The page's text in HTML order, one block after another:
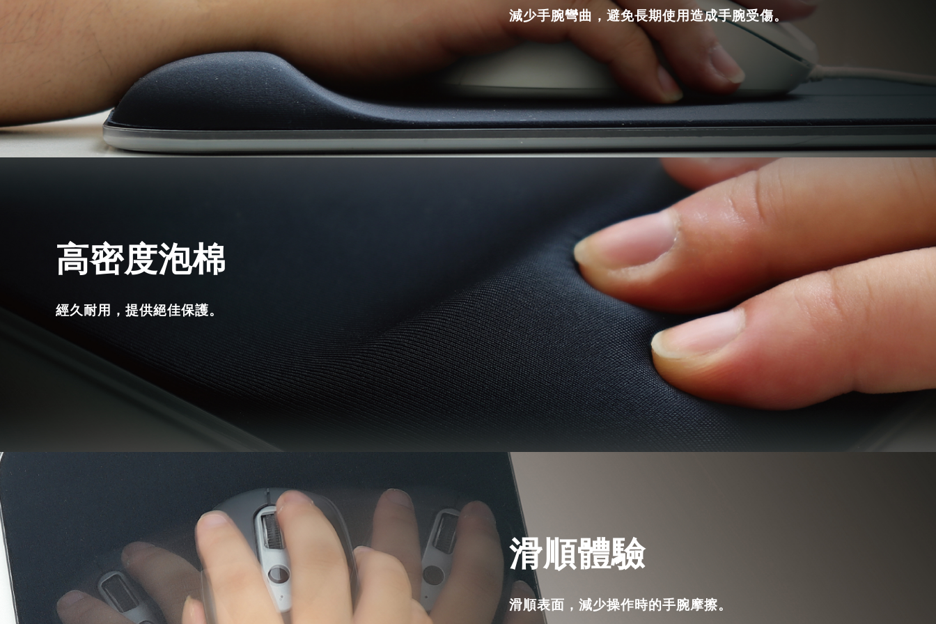
減少手腕彎曲，避免長期使用造成手腕受傷。
高密度泡棉
經久耐用，提供絕佳保護。
滑順體驗
滑順表面，減少操作時的手腕摩擦。